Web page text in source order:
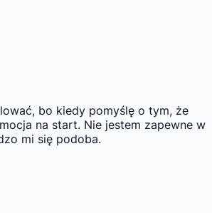
bo kiedy pomyślę o tym, że
na start. Nie jestem zapewne w
mi się podoba.